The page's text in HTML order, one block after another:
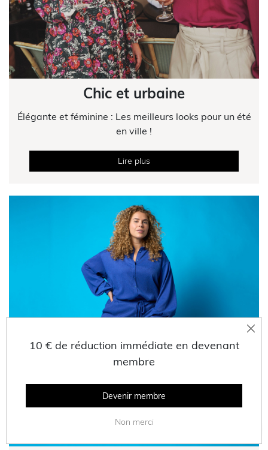
Chic et urbaine
Élégante et féminine : Les meilleurs looks pour un été
en ville !
Lire plus
10 € de réduction immédiate en devenant
membre
Devenir membre
Non merci